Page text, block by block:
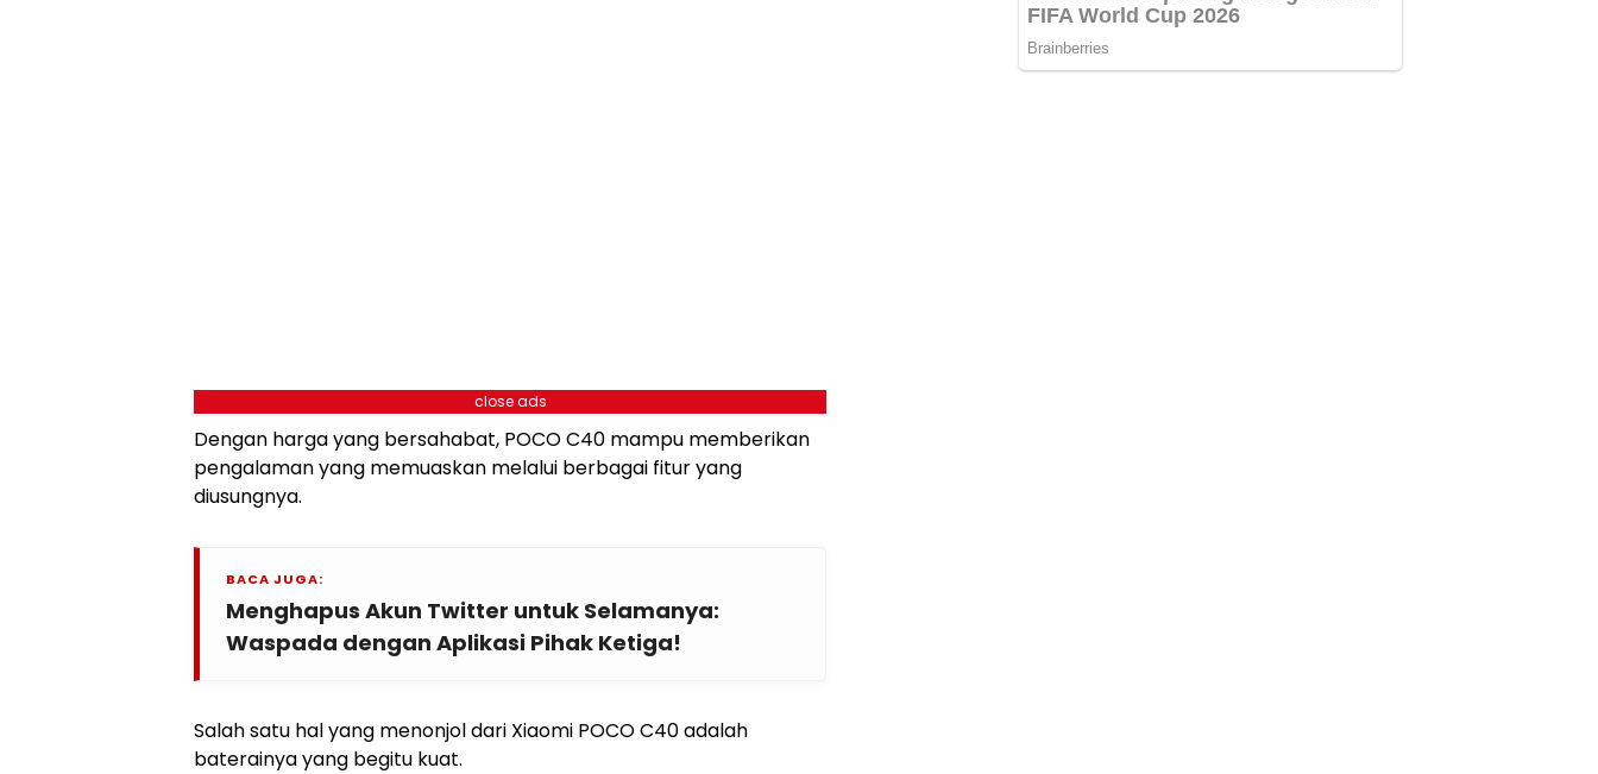
close ads
Dengan harga yang bersahabat, POCO C40 mampu memberikan
pengalaman yang memuaskan melalui berbagai fitur yang
diusungnya.
BACA JUGA:
Menghapus Akun Twitter untuk Selamanya:
Waspada dengan Aplikasi Pihak Ketiga!
Salah satu hal yang menonjol dari Xiaomi POCO C40 adalah
baterainya yang begitu kuat.